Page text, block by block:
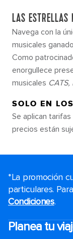
LAS
Navega con la
musicales
Como
enorgullece
musicales
SOLO EN
Se aplican
precios están
*La promoción
particulares.
Condiciones.
Planea tu